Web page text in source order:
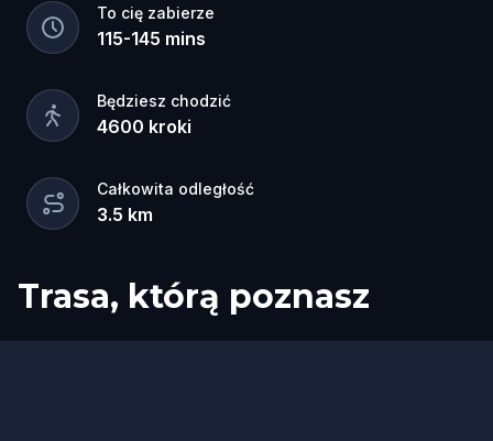
To cię zabierze
115-145 mins
Będziesz chodzić
4600 kroki
Całkowita odległość
3.5 km
Trasa, którą poznasz
Start
Meta